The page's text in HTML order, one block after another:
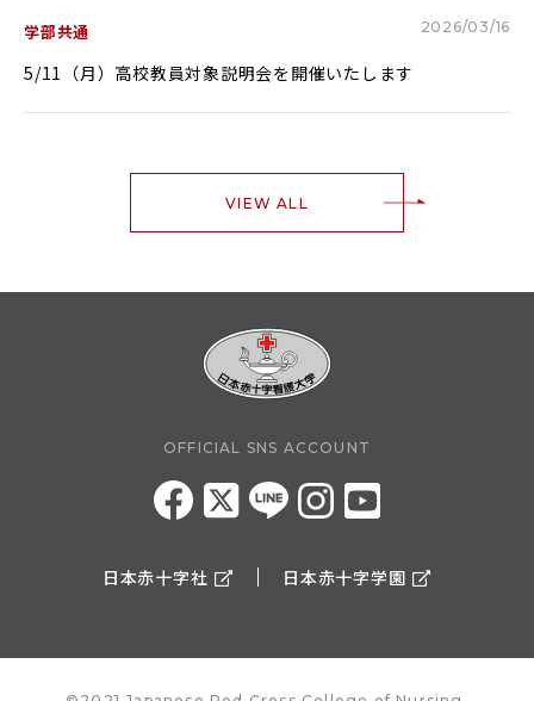
OFFICIAL SNS ACCOUNT
学部共通 2026/03/16
5/11（月）高校教員対象説明会を開催いたします
VIEW ALL
OFFICIAL SNS ACCOUNT
日本赤十字社 日本赤十字学園